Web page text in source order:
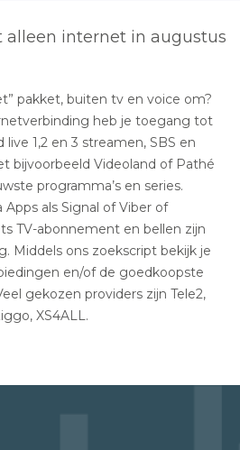
internet in augustus
pakket, buiten tv en voice om?
heb je toegang tot
1,2 en 3 streamen, SBS en
bijvoorbeeld Videoland of Pathé
programma’s en series.
Apps als Signal of Viber of
TV-abonnement en bellen zijn
Middels ons zoekscript bekijk je
en/of de goedkoopste
gekozen providers zijn Tele2,
XS4ALL.